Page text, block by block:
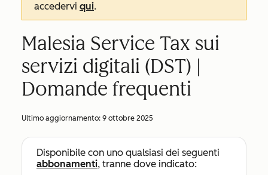
accedervi qui.
Malesia Service Tax sui
servizi digitali (DST) |
Domande frequenti
Ultimo aggiornamento: 9 ottobre 2025
Disponibile con uno qualsiasi dei seguenti
abbonamenti, tranne dove indicato: